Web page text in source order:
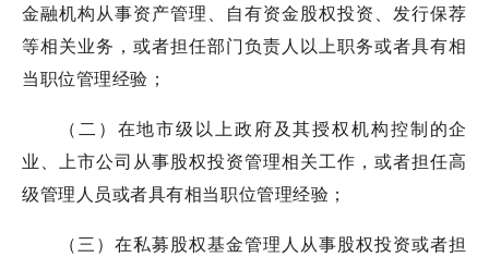
金融机构从事资产管理、自有资金股权投资、发行保荐
等相关业务，或者担任部门负责人以上职务或者具有相
当职位管理经验；
（二）在地市级以上政府及其授权机构控制的企
业、上市公司从事股权投资管理相关工作，或者担任高
级管理人员或者具有相当职位管理经验；
（三）在私募股权基金管理人从事股权投资或者担